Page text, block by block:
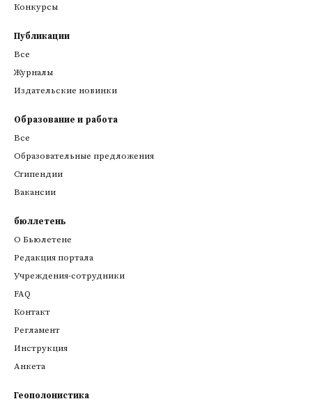
Конкурсы
Публикации
Все
Журналы
Издательские новинки
Образование и работа
Все
Образовательные предложения
Стипендии
Вакансии
бюллетень
О Бьюлетене
Редакция портала
Учреждения-сотрудники
FAQ
Контакт
Регламент
Инструкция
Анкета
Геополонистика